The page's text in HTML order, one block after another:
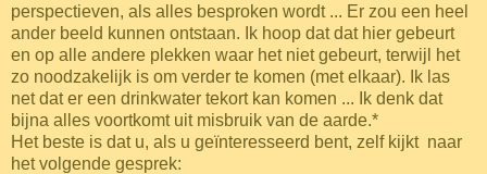
perspectieven, als alles besproken wordt ... Er zou een heel
ander beeld kunnen ontstaan. Ik hoop dat dat hier gebeurt
en op alle andere plekken waar het niet gebeurt, terwijl het
zo noodzakelijk is om verder te komen (met elkaar). Ik las
net dat er een drinkwater tekort kan komen ... Ik denk dat
bijna alles voortkomt uit misbruik van de aarde.*
Het beste is dat u, als u geïnteresseerd bent, zelf kijkt naar
het volgende gesprek: